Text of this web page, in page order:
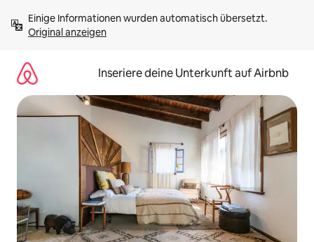
Inhalten
springenOriginal anzeigen
Inseriere deine Unterkunft auf Airbnb